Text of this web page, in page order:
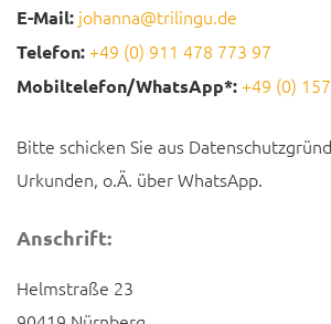
E-Mail: johanna@trilingu.de
Telefon:+49 (0) 911 478 773 97
Mobiltelefon/WhatsApp*:+49 (0)
Bitte schicken Sie aus
Urkunden, o.Ä. über WhatsApp.
Anschrift:
Helmstraße 23